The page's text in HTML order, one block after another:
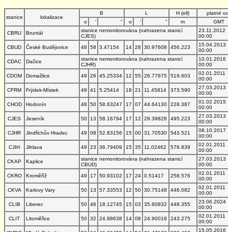
stanice lokalizace
B L H (ell)
platné
o
' " o ' " m
GMT
CBRU
Bruntál
stanice nemonitorována (nahrazena stanicí
CJES)
23.11.2012
00:00
CBUD
České Budějovice 48 58 3.47154 14 28 30.97608 456.223
15.04.2013
00:00
CDAC
Dačice
stanice nemonitorována (nahrazena stanicí
CJHR)
10.01.2016
00:00
CDOM
Domažlice 49 26 45.25334 12 55 26.77675 519.603
02.01.2011
00:00
CFRM
Frýdek-Místek 49 41 5.25414 18 21 11.45814 373.590
27.03.2013
00:00
CHOD
Hodonín 48 50 58.63247 17 07 44.64130 228.387
01.02.2015
00:00
CJES
Jeseník 50 13 58.16794 17 12 29.39828 495.223
27.03.2013
00:00
CJHR
Jindřichův Hradec 49 08 52.83156 15 00 31.70530 543.521
08.10.2017
00:00
CJIH
Jihlava 49 23 36.79409 15 35 11.02462 576.839
02.01.2011
00:00
CKAP
Kaplice
stanice nemonitorována (nahrazena stanicí
CBUD)
27.03.2013
00:00
CKRO
Kroměříž 49 17 50.93102 17 24 0.51417 258.576
02.01.2011
00:00
CKVA
Karlovy Vary 50 13 57.33553 12 50 30.75148 446.082
02.01.2011
00:00
CLIB
Liberec 50 46 18.12745 15 03 35.60832 448.355
23.06.2024
00:00
CLIT
Litoměřice 50 32 24.98638 14 08 24.90019 243.275
02.01.2011
00:00
15.05.2016